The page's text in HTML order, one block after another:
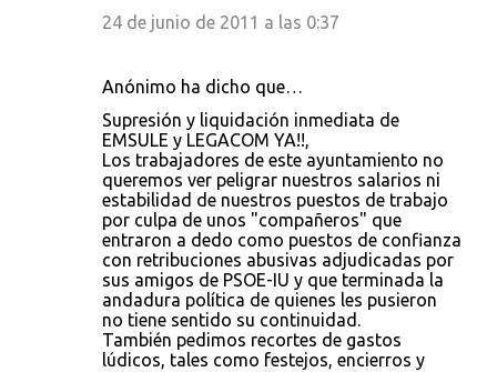
24 de junio de 2011 a las 0:37
Anónimo ha dicho que…
Supresión y liquidación inmediata de
EMSULE y LEGACOM YA!!,
Los trabajadores de este ayuntamiento no
queremos ver peligrar nuestros salarios ni
estabilidad de nuestros puestos de trabajo
por culpa de unos "compañeros" que
entraron a dedo como puestos de confianza
con retribuciones abusivas adjudicadas por
sus amigos de PSOE-IU y que terminada la
andadura política de quienes les pusieron
no tiene sentido su continuidad.
También pedimos recortes de gastos
lúdicos, tales como festejos, encierros y